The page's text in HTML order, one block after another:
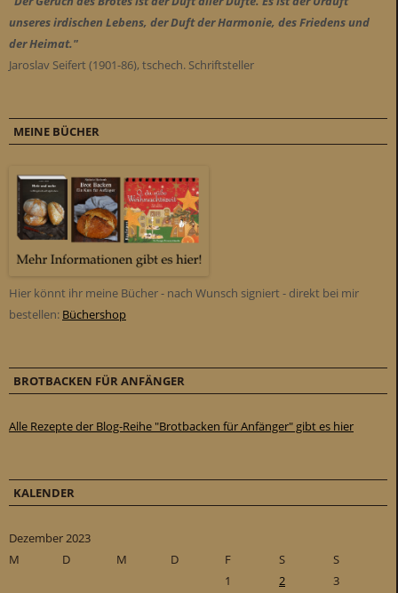
unseres irdischen Lebens, der Duft der Harmonie, des Friedens und
der Heimat."
Jaroslav Seifert (1901-86), tschech. Schriftsteller
MEINE BÜCHER
Hier könnt ihr meine Bücher - nach Wunsch signiert - direkt bei mir
bestellen: Büchershop
BROTBACKEN FÜR ANFÄNGER
Alle Rezepte der Blog-Reihe "Brotbacken für Anfänger" gibt es hier
KALENDER
Dezember 2023
M
D M D F S
S
1
2
3